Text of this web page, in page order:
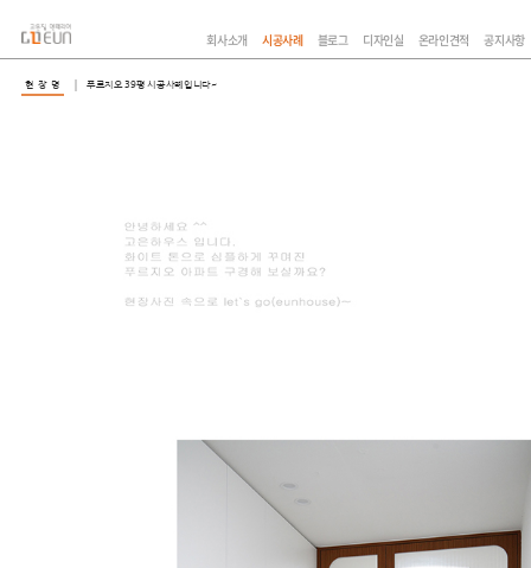
회사소개 시공사례 블로그 디자인실 온라인견적 공지사항
현 장 명 푸르지오 39평 시공사례입니다~